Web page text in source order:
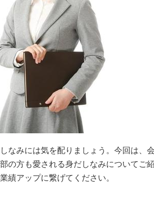
なみには気を配りましょう。今回は、
の方も愛される身だしなみについてご
績アップに繋げてください。